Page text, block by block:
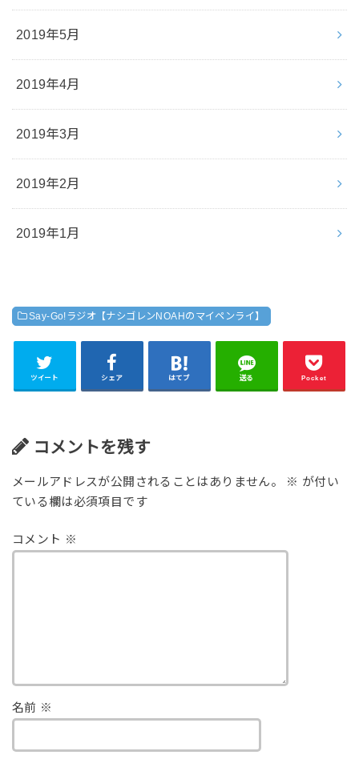
2019年5月
2019年4月
2019年3月
2019年2月
2019年1月
Say-Go!ラジオ【ナシゴレンNOAHのマイペンライ】
ツイート シェア はてブ 送る Pocket
コメントを残す
メールアドレスが公開されることはありません。 ※ が付い
ている欄は必須項目です
コメント ※
名前 ※